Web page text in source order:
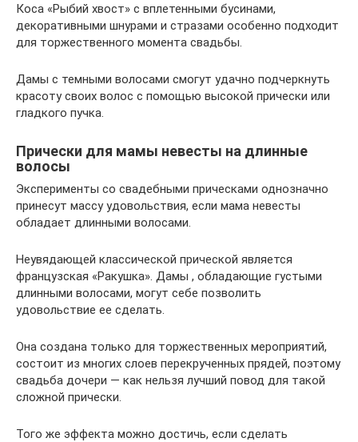
Коса «Рыбий хвост» с вплетенными бусинами,
декоративными шнурами и стразами особенно подходит
для торжественного момента свадьбы.
Дамы с темными волосами смогут удачно подчеркнуть
красоту своих волос с помощью высокой прически или
гладкого пучка.
Прически для мамы невесты на длинные
волосы
Эксперименты со свадебными прическами однозначно
принесут массу удовольствия, если мама невесты
обладает длинными волосами.
Неувядающей классической прической является
французская «Ракушка». Дамы , обладающие густыми
длинными волосами, могут себе позволить
удовольствие ее сделать.
Она создана только для торжественных мероприятий,
состоит из многих слоев перекрученных прядей, поэтому
свадьба дочери — как нельзя лучший повод для такой
сложной прически.
Того же эффекта можно достичь, если сделать